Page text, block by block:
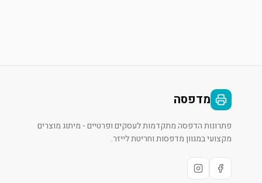
מדפסה
פתרונות הדפסה מתקדמות לעסקים ופרטיים - מיתוג מוצרים
מקצועי במגוון מדפסות וחריטת לייזר.